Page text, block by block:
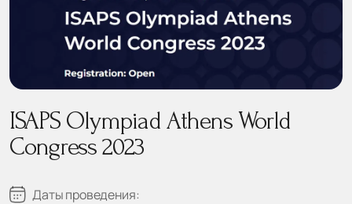
ISAPS Olympiad Athens World
Congress 2023
Даты проведения: